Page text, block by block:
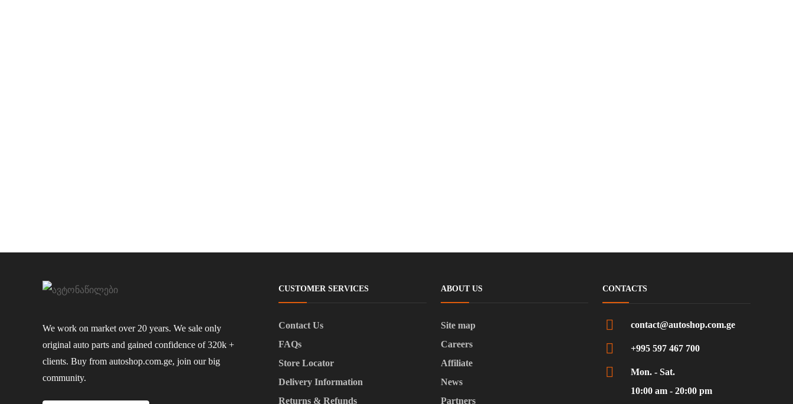
We work on market over 20 years. We sale only
original auto parts and gained confidence of 320k +
clients. Buy from autoshop.com.ge, join our big
community.
CUSTOMER SERVICES
Contact Us
FAQs
Store Locator
Delivery Information
Returns & Refunds
ABOUT US
Site map
Careers
Affiliate
News
Partners
CONTACTS
contact@autoshop.com.ge
+995 597 467 700
Mon. - Sat.
10:00 am - 20:00 pm